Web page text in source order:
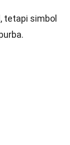
tetapi simbol